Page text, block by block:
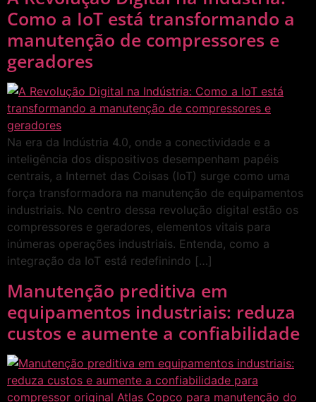
Como a IoT está transformando a
manutenção de compressores e
geradores
Na era da Indústria 4.0, onde a conectividade e a
inteligência dos dispositivos desempenham papéis
centrais, a Internet das Coisas (IoT) surge como uma
força transformadora na manutenção de equipamentos
industriais. No centro dessa revolução digital estão os
compressores e geradores, elementos vitais para
inúmeras operações industriais. Entenda, como a
integração da IoT está redefinindo […]
Manutenção preditiva em
equipamentos industriais: reduza
custos e aumente a confiabilidade